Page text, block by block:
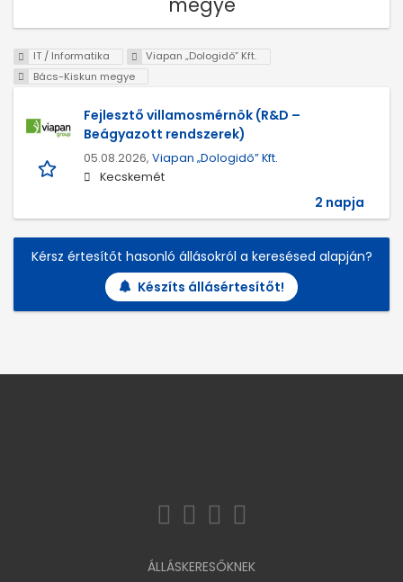
IT / Informatika
Viapan „Dologidő” Kft.
Bács-Kiskun megye
Fejlesztő villamosmérnök (R&D –
Beágyazott rendszerek)
05.08.2026, Viapan „Dologidő” Kft.
Kecskemét
2 napja
Kérsz értesítőt hasonló állásokról a keresésed alapján?
Készíts állásértesítőt!
ÁLLÁSKERESŐKNEK